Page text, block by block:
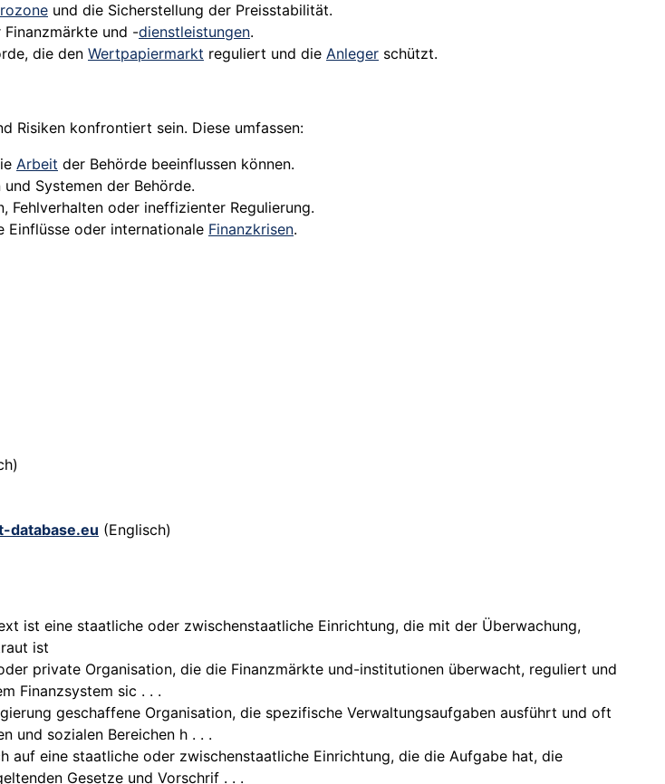
und die Sicherstellung der Preisstabilität.
und -dienstleistungen.
die den Wertpapiermarkt reguliert und die Anleger schützt.
Risiken konfrontiert sein. Diese umfassen:
Arbeit der Behörde beeinflussen können.
Systemen der Behörde.
Fehlverhalten oder ineffizienter Regulierung.
Einflüsse oder internationale Finanzkrisen.
database.eu (Englisch)
ist eine staatliche oder zwischenstaatliche Einrichtung, die mit der Überwachung,
ist
private Organisation, die die Finanzmärkte und-institutionen überwacht, reguliert und
Finanzsystem sic . . .
geschaffene Organisation, die spezifische Verwaltungsaufgaben ausführt und oft
und sozialen Bereichen h . . .
auf eine staatliche oder zwischenstaatliche Einrichtung, die die Aufgabe hat, die
Gesetze und Vorschrif . . .